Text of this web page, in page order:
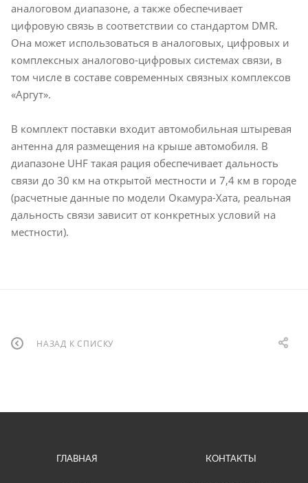
аналоговом диапазоне, а также обеспечивает
цифровую связь в соответствии со стандартом DMR.
Она может использоваться в аналоговых, цифровых и
комплексных аналогово-цифровых системах связи, в
том числе в составе современных связных комплексов
«Аргут».
В комплект поставки входит автомобильная штыревая
антенна для размещения на крыше автомобиля. В
диапазоне UHF такая рация обеспечивает дальность
связи до 30 км на открытой местности и 7,4 км в городе
(расчетные данные по модели Окамура-Хата, реальная
дальность связи зависит от конкретных условий на
местности).
НАЗАД К СПИСКУ
ГЛАВНАЯ КОНТАКТЫ